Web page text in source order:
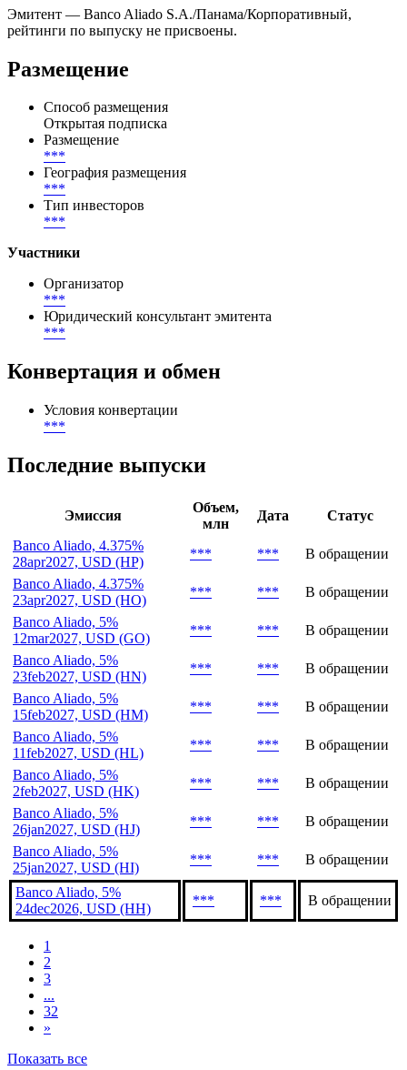
Эмитент — Banco Aliado S.A./Панама/Корпоративный,
рейтинги по выпуску не присвоены.
Размещение
Способ размещения
Открытая подписка
Размещение
***
География размещения
***
Тип инвесторов
***
Участники
Организатор
***
Юридический консультант эмитента
***
Конвертация и обмен
Условия конвертации
***
Последние выпуски
Эмиссия
Объем,
млн
Дата
Статус
Banco Aliado, 4.375%
28apr2027, USD (HP)
*** ***
В обращении
Banco Aliado, 4.375%
23apr2027, USD (HO)
*** ***
В обращении
Banco Aliado, 5%
12mar2027, USD (GO)
*** ***
В обращении
Banco Aliado, 5%
23feb2027, USD (HN)
*** ***
В обращении
Banco Aliado, 5%
15feb2027, USD (HM)
*** ***
В обращении
Banco Aliado, 5%
11feb2027, USD (HL)
*** ***
В обращении
Banco Aliado, 5%
2feb2027, USD (HK)
*** ***
В обращении
Banco Aliado, 5%
26jan2027, USD (HJ)
*** ***
В обращении
Banco Aliado, 5%
25jan2027, USD (HI)
*** *** В обращении
Banco Aliado, 5%
24dec2026, USD (HH)
*** *** В обращении
1
2
3
...
32
»
Показать все